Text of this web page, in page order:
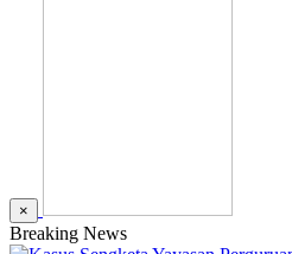
×
Breaking News